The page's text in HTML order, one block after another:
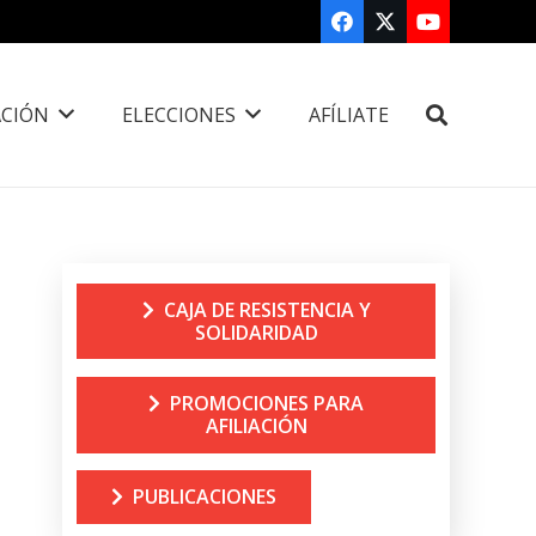
ELECCIONES AFÍLIATE
CAJA DE RESISTENCIA Y
SOLIDARIDAD
PROMOCIONES PARA
AFILIACIÓN
PUBLICACIONES